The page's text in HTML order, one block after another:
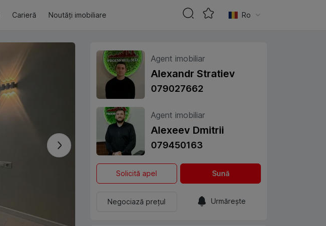
Agent imobiliar
Alexandr Stratiev
079027662
Agent imobiliar
Alexeev Dmitrii
079450163
Solicită apel Sună
Negociază prețul Urmărește
Carieră Noutăți imobiliare Ro